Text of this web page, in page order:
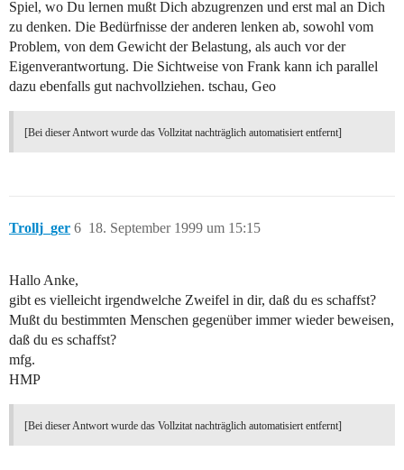
Spiel, wo Du lernen mußt Dich abzugrenzen und erst mal an Dich
zu denken. Die Bedürfnisse der anderen lenken ab, sowohl vom
Problem, von dem Gewicht der Belastung, als auch vor der
Eigenverantwortung. Die Sichtweise von Frank kann ich parallel
dazu ebenfalls gut nachvollziehen. tschau, Geo
[Bei dieser Antwort wurde das Vollzitat nachträglich automatisiert entfernt]
Trollj_ger 18. September 1999 um 15:15
6
Hallo Anke,
gibt es vielleicht irgendwelche Zweifel in dir, daß du es schaffst?
Mußt du bestimmten Menschen gegenüber immer wieder beweisen,
daß du es schaffst?
mfg.
HMP
[Bei dieser Antwort wurde das Vollzitat nachträglich automatisiert entfernt]